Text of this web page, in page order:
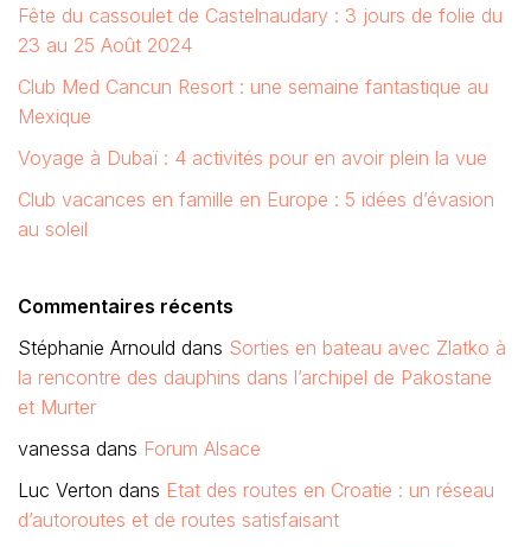
Fête du cassoulet de Castelnaudary : 3 jours de folie du
23 au 25 Août 2024
Club Med Cancun Resort : une semaine fantastique au
Mexique
Voyage à Dubaï : 4 activités pour en avoir plein la vue
Club vacances en famille en Europe : 5 idées d’évasion
au soleil
Commentaires récents
Stéphanie Arnould dans Sorties en bateau avec Zlatko à
la rencontre des dauphins dans l’archipel de Pakostane
et Murter
vanessa dans Forum Alsace
Luc Verton dans Etat des routes en Croatie : un réseau
d’autoroutes et de routes satisfaisant